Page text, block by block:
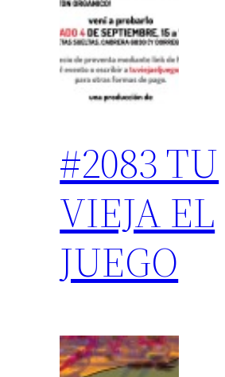
#2083 TU
VIEJA EL
JUEGO